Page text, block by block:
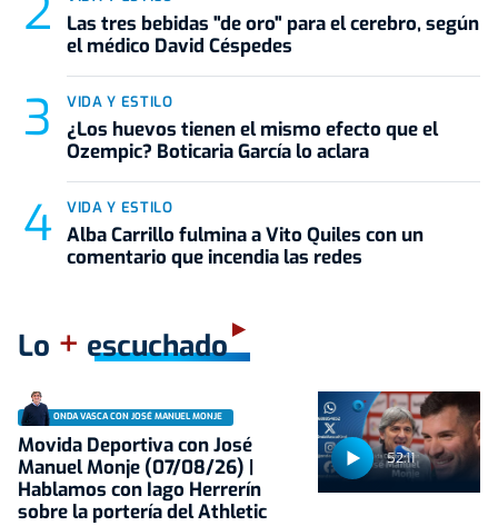
Las tres bebidas "de oro" para el cerebro, según
el médico David Céspedes
VIDA Y ESTILO
¿Los huevos tienen el mismo efecto que el
Ozempic? Boticaria García lo aclara
VIDA Y ESTILO
Alba Carrillo fulmina a Vito Quiles con un
comentario que incendia las redes
Lo + escuchado
52:11
ONDA VASCA CON JOSÉ MANUEL MONJE
Movida Deportiva con José
Manuel Monje (07/08/26) |
Hablamos con Iago Herrerín
sobre la portería del Athletic